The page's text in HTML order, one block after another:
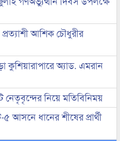
আশিক চৌধুরীর
কুশিয়ারাপারে অ্যাড. এমরান
নেতৃবৃন্দের নিয়ে মতিবিনিময়
আসনে ধানের শীষের প্রার্থী